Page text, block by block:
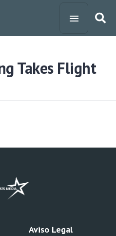
Takes Flight
Aviso Legal